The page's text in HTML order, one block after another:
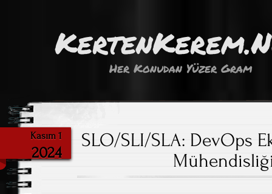
Her Konudan Yüzer Gram
Kasım 1
2024
SLO/SLI/SLA: DevOps